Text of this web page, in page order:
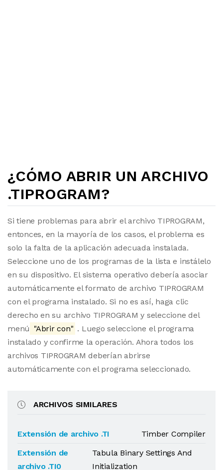
¿CÓMO ABRIR UN ARCHIVO
.TIPROGRAM?
Si tiene problemas para abrir el archivo TIPROGRAM,
entonces, en la mayoría de los casos, el problema es
solo la falta de la aplicación adecuada instalada.
Seleccione uno de los programas de la lista e instálelo
en su dispositivo. El sistema operativo debería asociar
automáticamente el formato de archivo TIPROGRAM
con el programa instalado. Si no es así, haga clic
derecho en su archivo TIPROGRAM y seleccione del
menú "Abrir con" . Luego seleccione el programa
instalado y confirme la operación. Ahora todos los
archivos TIPROGRAM deberían abrirse
automáticamente con el programa seleccionado.
ARCHIVOS SIMILARES
Extensión de archivo .TI
Timber Compiler
Extensión de
archivo .TI0
Tabula Binary Settings And
Initialization